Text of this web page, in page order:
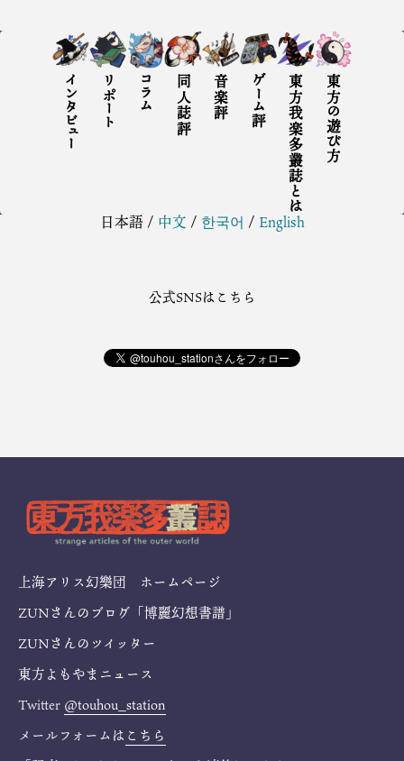
インタビュー リポート コラム 同人誌評 音楽評 ゲーム評 東方我楽多叢誌とは 東方の遊び方
日本語/ 中文 / 한국어 / English
公式SNSはこちら
上海アリス幻樂団 ホームページ
ZUNさんのブログ「博麗幻想書譜」
ZUNさんのツイッター
東方よもやまニュース
Twitter @touhou_station
メールフォームは こちら